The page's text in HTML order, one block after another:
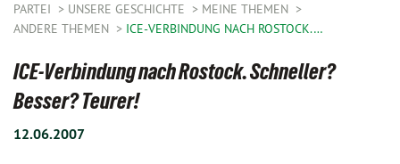
PARTEI UNSERE GESCHICHTE
MEINE THEMEN
ANDERE THEMEN
ICE-VERBINDUNG NACH ROSTOCK.…
ICE-Verbindung nach Rostock. Schneller?
Besser? Teurer!
12.06.2007